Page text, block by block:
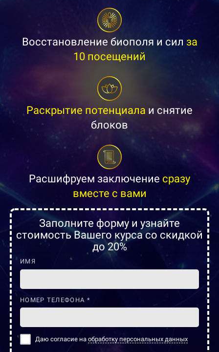
Восстановление биополя и сил за
10 посещений
Раскрытие потенциала и снятие
блоков
Расшифруем заключение сразу
вместе с вами
Заполните форму и узнайте
стоимость Вашего курса со скидкой
до 20%
ИМЯ
НОМЕР ТЕЛЕФОНА *
Даю согласие на обработку персональных данных